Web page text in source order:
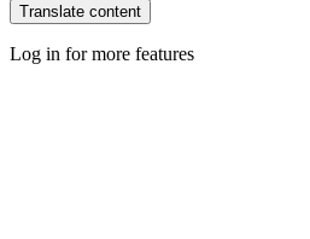
Translate content
Log in for more features